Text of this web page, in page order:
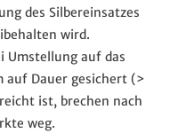
des Silbereinsatzes
wird.
Umstellung auf das
auf Dauer gesichert (>
ist, brechen nach
weg.